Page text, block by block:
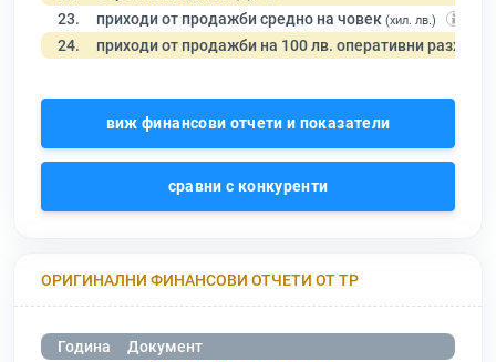
23. приходи от продажби средно на човек (хил. лв.)
24. приходи от продажби на 100 лв. оперативни разходи
виж финансови отчети и показатели
сравни с конкуренти
ОРИГИНАЛНИ ФИНАНСОВИ ОТЧЕТИ ОТ ТР
Година Документ